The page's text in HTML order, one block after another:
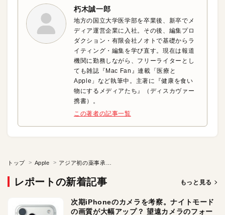
朽木誠一郎
地方の国立大学医学部を卒業後、新卒でメ
ディア運営企業に入社。その後、編集プロ
ダクション・有限会社ノオトで基礎からラ
イティング・編集を学び直す。現在は報道
機関に勤務しながら、フリーライターとし
ても雑誌『Mac Fan』連載「医療と
Apple」など執筆中。主著に『健康を食い
物にするメディアたち』（ディスカヴァー
携書）。
この著者の記事一覧
トップ Apple
レポートの新着記事 もっと見る
次期iPhoneのカメラを考察。ナイトモード
の画質が大幅アップ？ 望遠カメラのフォー